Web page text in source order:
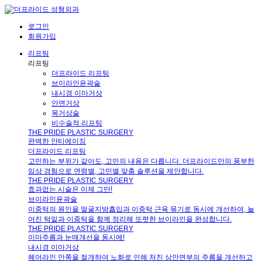
로그인
회원가입
리프팅
리프팅
더프라이드 리프팅
브이라인윤곽술
내시경 이마거상
안면거상
목거상술
비수술적 리프팅
THE PRIDE PLASTIC SURGERY
완벽한 안티에이징
더프라이드 리프팅
고민하는 부위가 같아도, 고민의 내용은 다릅니다. 더프라이드만의 풍부한
임상 경험으로 연령별, 고민별 맞춤 솔루션을 제안합니다.
THE PRIDE PLASTIC SURGERY
효과없는 시술은 이제 그만!
브이라인윤곽술
이중턱의 원인을 얼굴지방흡입과 이중턱 근육 묶기로 동시에 개선하여, 늘
어진 턱밑과 이중턱을 함께 정리해 또렷한 브이라인을 완성합니다.
THE PRIDE PLASTIC SURGERY
이마주름과 눈매개선을 동시에!
내시경 이마거상
헤어라인 안쪽을 절개하여 노화로 인해 처진 상안면부의 주름을 개선하고